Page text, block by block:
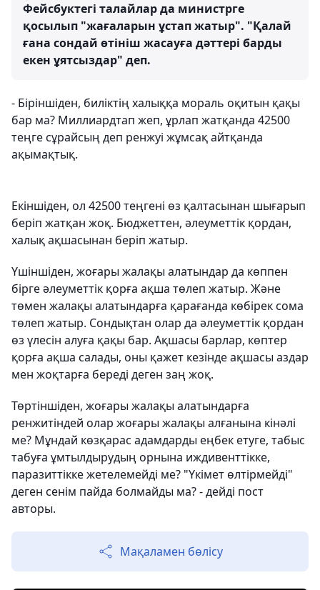
Фейсбуктегі талайлар да министрге
қосылып "жағаларын ұстап жатыр". "Қалай
ғана сондай өтініш жасауға дәттері барды
екен ұятсыздар" деп.
- Біріншіден, биліктің халыққа мораль оқитын қақы
бар ма? Миллиардтап жеп, ұрлап жатқанда 42500
теңге сұрайсың деп ренжуі жұмсақ айтқанда
ақымақтық.
Екіншіден, ол 42500 теңгені өз қалтасынан шығарып
беріп жатқан жоқ. Бюджеттен, әлеуметтік қордан,
халық ақшасынан беріп жатыр.
Үшіншіден, жоғары жалақы алатындар да көппен
бірге әлеуметтік қорға ақша төлеп жатыр. Және
төмен жалақы алатындарға қарағанда көбірек сома
төлеп жатыр. Сондықтан олар да әлеуметтік қордан
өз үлесін алуға қақы бар. Ақшасы барлар, көптер
қорға ақша салады, оны қажет кезінде ақшасы аздар
мен жоқтарға береді деген заң жоқ.
Төртіншіден, жоғары жалақы алатындарға
ренжитіндей олар жоғары жалақы алғанына кінәлі
ме? Мұндай көзқарас адамдарды еңбек етуге, табыс
табуға ұмтылдырудың орнына иждивенттікке,
паразиттікке жетелемейді ме? "Үкімет өлтірмейді"
деген сенім пайда болмайды ма? - дейді пост
авторы.
Мақаламен бөлісу